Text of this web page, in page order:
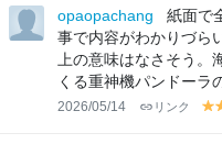
lo
w
opaopachang
紙面で
事で内容がわかりづら
上の意味はなさそう
くる重神機パンドーラ
2026/05/14 リンク